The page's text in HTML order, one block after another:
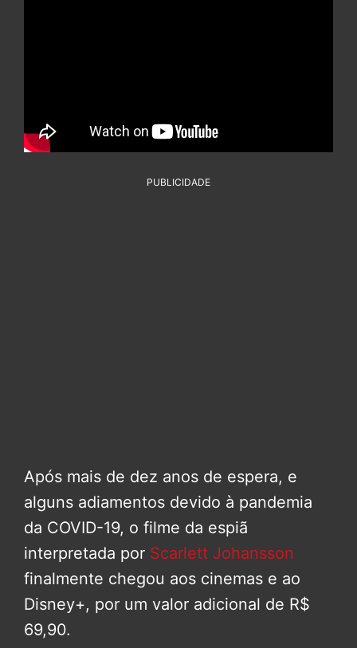
PUBLICIDADE
Após mais de dez anos de espera, e
alguns adiamentos devido à pandemia
da COVID-19, o filme da espiã
interpretada por Scarlett Johansson
finalmente chegou aos cinemas e ao
Disney+, por um valor adicional de R$
69,90.